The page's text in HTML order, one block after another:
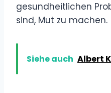
gesundheitlichen
sind, Mut zu machen.
Siehe auch Albert